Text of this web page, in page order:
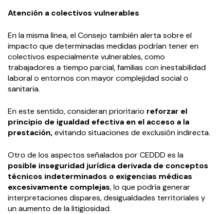
Atención a colectivos vulnerables
En la misma línea, el Consejo también alerta sobre el
impacto que determinadas medidas podrían tener en
colectivos especialmente vulnerables, como
trabajadores a tiempo parcial, familias con inestabilidad
laboral o entornos con mayor complejidad social o
sanitaria.
En este sentido, consideran prioritario reforzar el
principio de igualdad efectiva en el acceso a la
prestación,evitando situaciones de exclusión indirecta.
Otro de los aspectos señalados por CEDDD es la
posible inseguridad jurídica derivada de conceptos
técnicos indeterminados o exigencias médicas
excesivamente complejas, lo que podría generar
interpretaciones dispares, desigualdades territoriales y
un aumento de la litigiosidad.